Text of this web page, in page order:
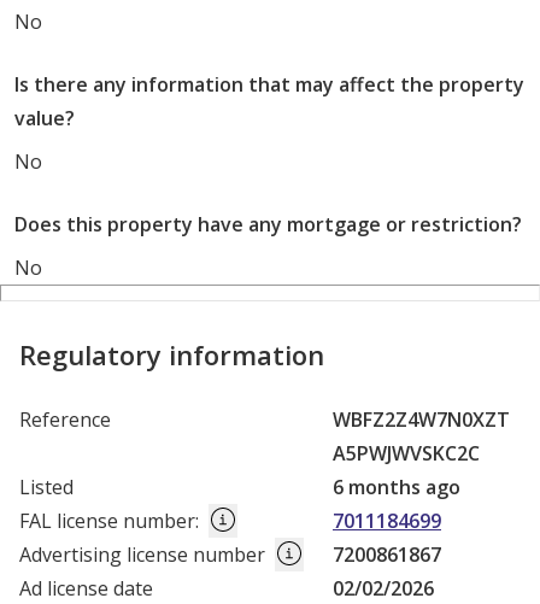
No
Is there any information that may affect the property
value?
No
Does this property have any mortgage or restriction?
No
Regulatory information
Reference
WBFZ2Z4W7N0XZT
A5PWJWVSKC2C
Listed
6 months ago
FAL license number:
7011184699
Advertising license number
7200861867
Ad license date
02/02/2026